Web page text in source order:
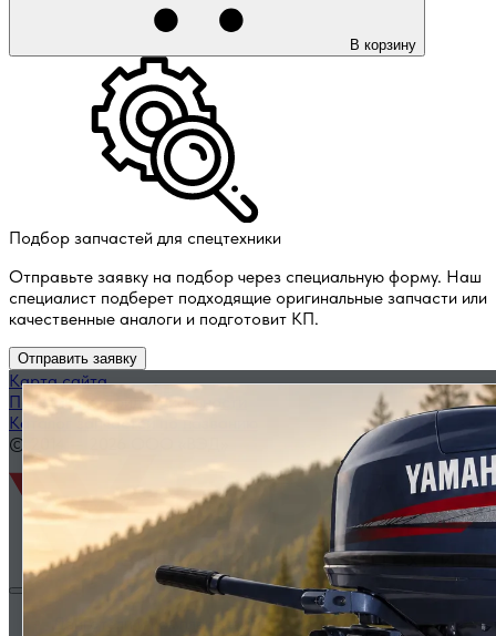
В корзину
Подбор запчастей для спецтехники
Отправьте заявку на подбор через специальную форму. Наш
специалист подберет подходящие оригинальные запчасти или
качественные аналоги и подготовит КП.
Отправить заявку
Карта сайта
Политика конфиденциальности
Каталог запчастей по названию
© 2014 — 2026 ООО «ВЭД»
Двигатели и комплектующие